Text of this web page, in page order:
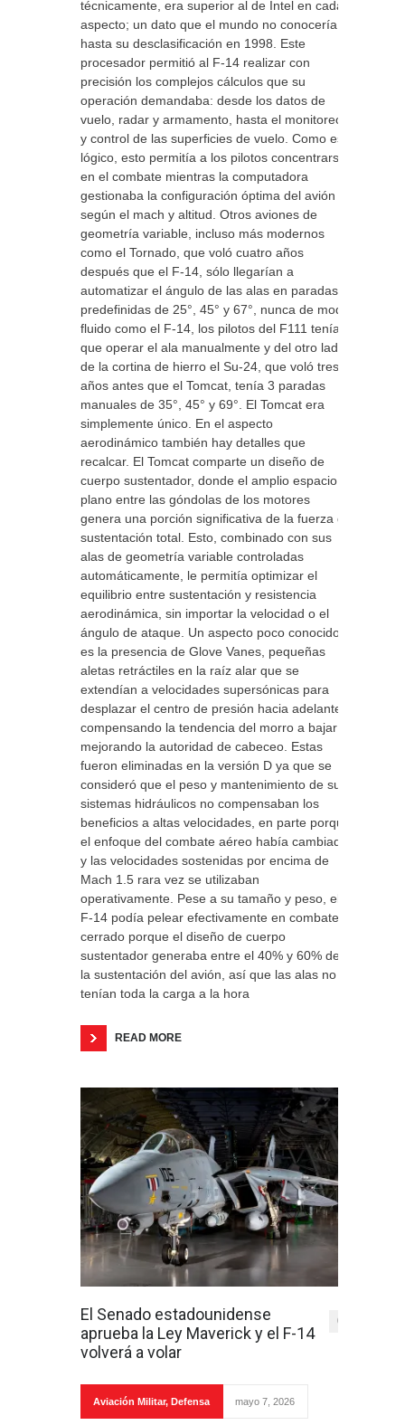
técnicamente, era superior al de Intel en cada
aspecto; un dato que el mundo no conocería
hasta su desclasificación en 1998. Este
procesador permitió al F-14 realizar con
precisión los complejos cálculos que su
operación demandaba: desde los datos de
vuelo, radar y armamento, hasta el monitoreo
y control de las superficies de vuelo. Como es
lógico, esto permitía a los pilotos concentrarse
en el combate mientras la computadora
gestionaba la configuración óptima del avión
según el mach y altitud. Otros aviones de
geometría variable, incluso más modernos
como el Tornado, que voló cuatro años
después que el F-14, sólo llegarían a
automatizar el ángulo de las alas en paradas
predefinidas de 25°, 45° y 67°, nunca de modo
fluido como el F-14, los pilotos del F111 tenían
que operar el ala manualmente y del otro lado
de la cortina de hierro el Su-24, que voló tres
años antes que el Tomcat, tenía 3 paradas
manuales de 35°, 45° y 69°. El Tomcat era
simplemente único. En el aspecto
aerodinámico también hay detalles que
recalcar. El Tomcat comparte un diseño de
cuerpo sustentador, donde el amplio espacio
plano entre las góndolas de los motores
genera una porción significativa de la fuerza de
sustentación total. Esto, combinado con sus
alas de geometría variable controladas
automáticamente, le permitía optimizar el
equilibrio entre sustentación y resistencia
aerodinámica, sin importar la velocidad o el
ángulo de ataque. Un aspecto poco conocido
es la presencia de Glove Vanes, pequeñas
aletas retráctiles en la raíz alar que se
extendían a velocidades supersónicas para
desplazar el centro de presión hacia adelante,
compensando la tendencia del morro a bajar y
mejorando la autoridad de cabeceo. Estas
fueron eliminadas en la versión D ya que se
consideró que el peso y mantenimiento de sus
sistemas hidráulicos no compensaban los
beneficios a altas velocidades, en parte porque
el enfoque del combate aéreo había cambiado
y las velocidades sostenidas por encima de
Mach 1.5 rara vez se utilizaban
operativamente. Pese a su tamaño y peso, el
F-14 podía pelear efectivamente en combate
cerrado porque el diseño de cuerpo
sustentador generaba entre el 40% y 60% de
la sustentación del avión, así que las alas no
tenían toda la carga a la hora
READ MORE
El Senado estadounidense
aprueba la Ley Maverick y el F-14
volverá a volar
0
Aviación Militar, Defensa mayo 7, 2026